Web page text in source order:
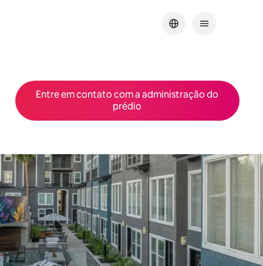
Entre em contato com a administração do
prédio